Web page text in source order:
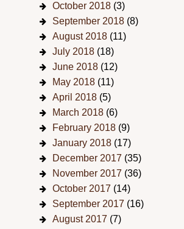
October 2018 (3)
September 2018 (8)
August 2018 (11)
July 2018 (18)
June 2018 (12)
May 2018 (11)
April 2018 (5)
March 2018 (6)
February 2018 (9)
January 2018 (17)
December 2017 (35)
November 2017 (36)
October 2017 (14)
September 2017 (16)
August 2017 (7)